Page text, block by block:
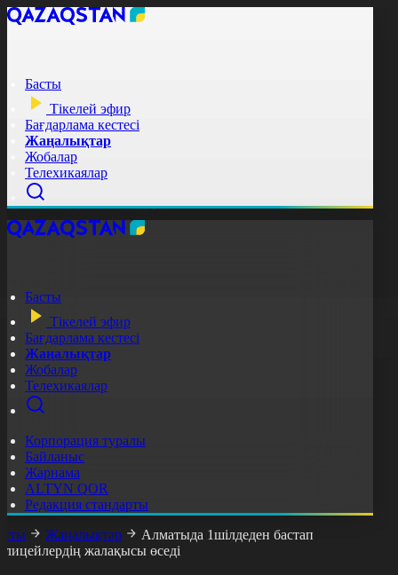
Басты
Тікелей эфир
Бағдарлама кестесі
Жаңалықтар
Жобалар
Телехикаялар
Басты
Тікелей эфир
Бағдарлама кестесі
Жаңалықтар
Жобалар
Телехикаялар
Корпорация туралы
Байланыс
Жарнама
ALTYN QOR
Редакция стандарты
Жаңалықтар
Алматыда 1шілдеден бастап
жалақысы өседі